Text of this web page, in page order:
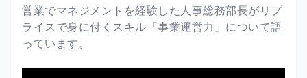
営業でマネジメントを経験した人事総務部長がリプ
ライスで身に付くスキル「事業運営力」について語
っています。